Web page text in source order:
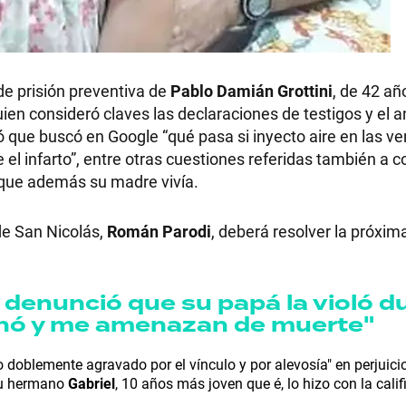
prisión preventiva de Pablo Damián Grottini, de 42
consideró claves las declaraciones de testigos y el
buscó en Google “qué pasa si inyecto aire en las
infarto”, entre otras cuestiones referidas también a
además su madre vivía.
San Nicolás, Román Parodi, deberá resolver la
denunció que su papá la violó
y me amenazan de muerte"
agravado por el vínculo y por alevosía" en
hermanoGabriel, 10 años más joven que é, lo hizo con la
RECETAS
PALABRAS